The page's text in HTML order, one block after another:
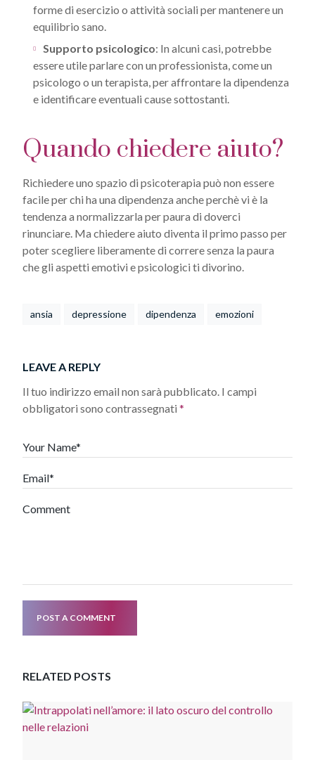
forme di esercizio o attività sociali per mantenere un
equilibrio sano.
Supporto psicologico: In alcuni casi, potrebbe
essere utile parlare con un professionista, come un
psicologo o un terapista, per affrontare la dipendenza
e identificare eventuali cause sottostanti.
Quando chiedere aiuto?
Richiedere uno spazio di psicoterapia può non essere
facile per chi ha una dipendenza anche perchè vi è la
tendenza a normalizzarla per paura di doverci
rinunciare. Ma chiedere aiuto diventa il primo passo per
poter scegliere liberamente di correre senza la paura
che gli aspetti emotivi e psicologici ti divorino.
ansia depressione dipendenza emozioni
LEAVE A REPLY
Il tuo indirizzo email non sarà pubblicato. I campi
obbligatori sono contrassegnati*
Your Name*
Email*
Comment
POST A COMMENT
RELATED POSTS